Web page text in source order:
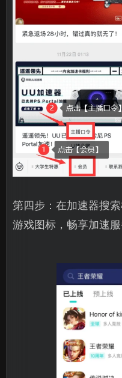
第四步：在加速器搜
游戏图标，畅享加速服